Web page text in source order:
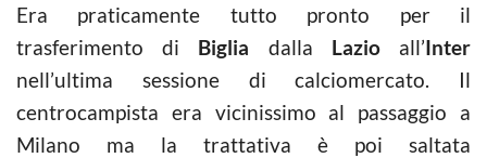
Era praticamente tutto pronto per il
trasferimento di Biglia dalla Lazioall’Inter
nell’ultima sessione di calciomercato. Il
centrocampista era vicinissimo al passaggio a
Milano ma la trattativa è poi saltata